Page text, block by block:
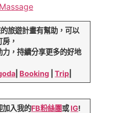
旅遊計畫有幫助，可以
，
，持續分享更多的好地
Booking |Trip
加入我的FB粉絲團或IG!